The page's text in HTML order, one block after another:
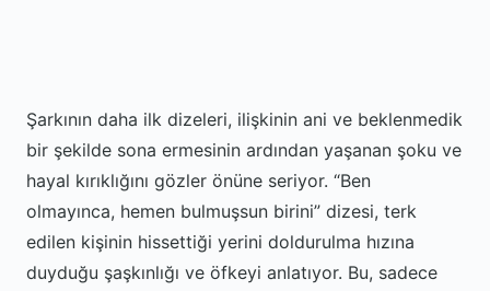
Şarkının daha ilk dizeleri, ilişkinin ani ve beklenmedik
bir şekilde sona ermesinin ardından yaşanan şoku ve
hayal kırıklığını gözler önüne seriyor.
Ben
olmayınca, hemen bulmuşsun birini dizesi, terk
edilen kişinin hissettiği yerini doldurulma hızına
duyduğu şaşkınlığı ve öfkeyi anlatıyor. Bu, sadece